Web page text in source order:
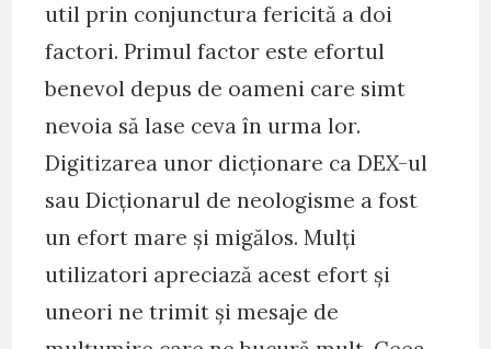
util prin conjunctura fericită a doi
factori. Primul factor este efortul
benevol depus de oameni care simt
nevoia să lase ceva în urma lor.
Digitizarea unor dicționare ca DEX-ul
sau Dicționarul de neologisme a fost
un efort mare și migălos. Mulți
utilizatori apreciază acest efort și
uneori ne trimit și mesaje de